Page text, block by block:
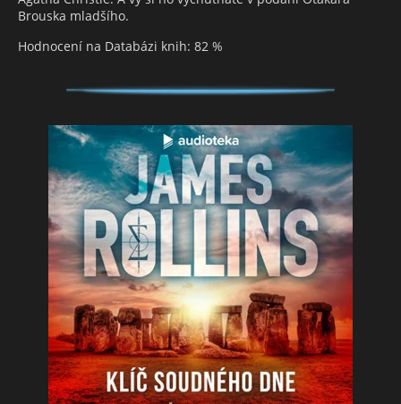
Brouska mladšího.
Hodnocení na Databázi knih: 82 %